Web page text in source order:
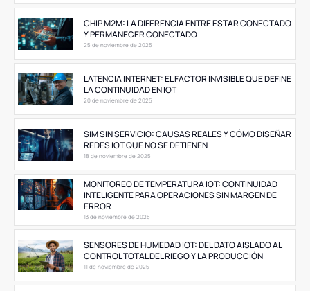
CHIP M2M: LA DIFERENCIA ENTRE ESTAR CONECTADO
Y PERMANECER CONECTADO
25 de noviembre de 2025
LATENCIA INTERNET: EL FACTOR INVISIBLE QUE DEFINE
LA CONTINUIDAD EN IOT
20 de noviembre de 2025
SIM SIN SERVICIO: CAUSAS REALES Y CÓMO DISEÑAR
REDES IOT QUE NO SE DETIENEN
18 de noviembre de 2025
MONITOREO DE TEMPERATURA IOT: CONTINUIDAD
INTELIGENTE PARA OPERACIONES SIN MARGEN DE
ERROR
13 de noviembre de 2025
SENSORES DE HUMEDAD IOT: DEL DATO AISLADO AL
CONTROL TOTAL DEL RIEGO Y LA PRODUCCIÓN
11 de noviembre de 2025